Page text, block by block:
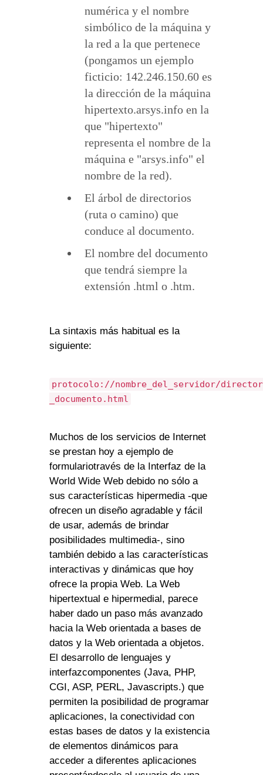
numérica y el nombre
simbólico de la máquina y
la red a la que pertenece
(pongamos un ejemplo
ficticio: 142.246.150.60 es
la dirección de la máquina
hipertexto.arsys.info en la
que "hipertexto"
representa el nombre de la
máquina e "arsys.info" el
nombre de la red).
El árbol de directorios
(ruta o camino) que
conduce al documento.
El nombre del documento
que tendrá siempre la
extensión .html o .htm.
La sintaxis más habitual es la
siguiente:
protocolo://nombre_del_servidor/
_documento.html
Muchos de los servicios de Internet
se prestan hoy a ejemplo de
formulariotravés de la Interfaz de la
World Wide Web debido no sólo a
sus características hipermedia -que
ofrecen un diseño agradable y fácil
de usar, además de brindar
posibilidades multimedia-, sino
también debido a las características
interactivas y dinámicas que hoy
ofrece la propia Web. La Web
hipertextual e hipermedial, parece
haber dado un paso más avanzado
hacia la Web orientada a bases de
datos y la Web orientada a objetos.
El desarrollo de lenguajes y
interfazcomponentes (Java, PHP,
CGI, ASP, PERL, Javascripts.) que
permiten la posibilidad de programar
aplicaciones, la conectividad con
estas bases de datos y la existencia
de elementos dinámicos para
acceder a diferentes aplicaciones